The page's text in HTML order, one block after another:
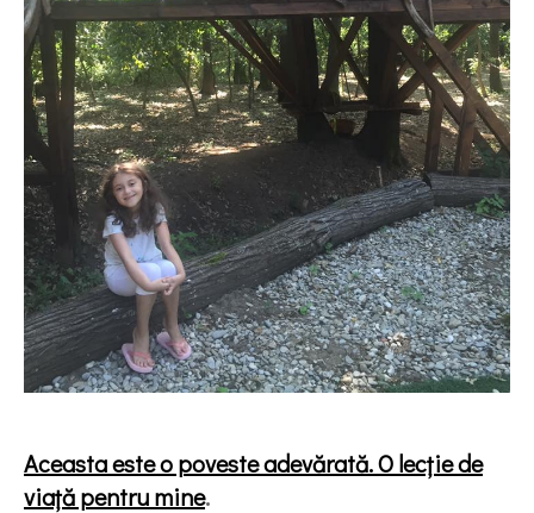
Aceasta este o poveste adevărată. O lecție de
viață pentru mine.